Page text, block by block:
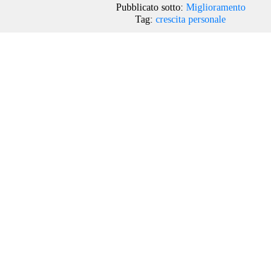
Pubblicato sotto: Miglioramento
Tag: crescita personale